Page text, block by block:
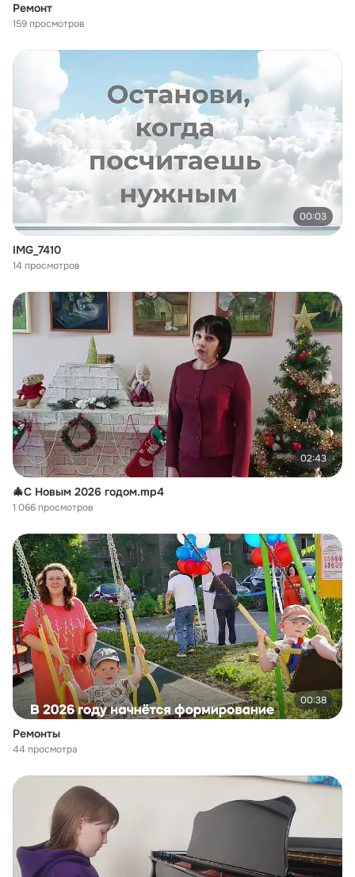
Ремонт
159 просмотров
00:03
IMG_7410
14 просмотров
02:43
🎄С Новым 2026 годом.mp4
1 066 просмотров
00:38
Ремонты
44 просмотра